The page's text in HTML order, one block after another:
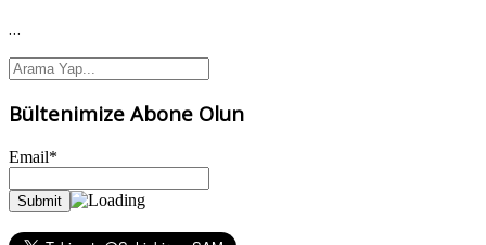
…
Bültenimize Abone Olun
Email*